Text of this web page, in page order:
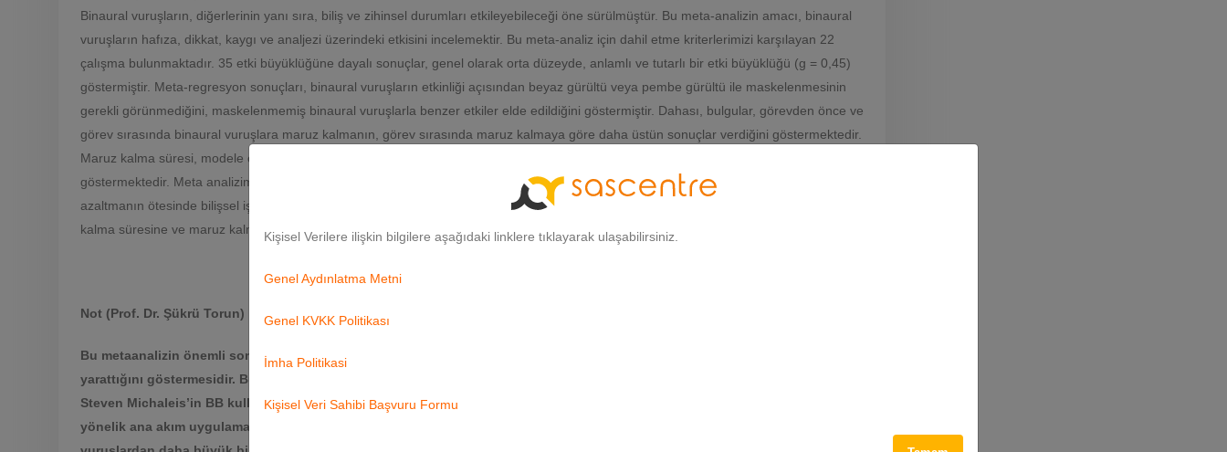
Binaural vuruşların, diğerlerinin yanı sıra, biliş ve zihinsel durumları etkileyebileceği öne sürülmüştür. Bu meta-analizin amacı, binaural
vuruşların hafıza, dikkat, kaygı ve analjezi üzerindeki etkisini incelemektir. Bu meta-analiz için dahil etme kriterlerimizi karşılayan 22
çalışma bulunmaktadır. 35 etki büyüklüğüne dayalı sonuçlar, genel olarak orta düzeyde, anlamlı ve tutarlı bir etki büyüklüğü (g = 0,45)
göstermiştir. Meta-regresyon sonuçları, binaural vuruşların etkinliği açısından beyaz gürültü veya pembe gürültü ile maskelenmesinin
gerekli görünmediğini, maskelenmemiş binaural vuruşlarla benzer etkiler elde edildiğini göstermiştir. Dahası, bulgular, görevden önce ve
görev sırasında binaural vuruşlara maruz kalmanın, görev sırasında maruz kalmaya göre daha üstün sonuçlar verdiğini göstermektedir.
Maruz kalma süresi, modele önemli ölçüde katkıda bulunarak, maksimum etkinliği sağlamak için daha uzun sürelerin tavsiye edildiğini
göstermektedir. Meta analizimiz, binaural vuruşlara maruz kalmanın, önceden eğitim gerektirmeden kaygı düzeylerini ve ağrı algısını
azaltmanın ötesinde bilişsel işlevleri etkilemede etkili bir yöntem olduğuna ve etkinin yönü ve büyüklüğünün kullanılan frekansa, maruz
kalma süresine ve maruz kalma anına bağlı olduğuna dair giderek artan kanıtları desteklemektedir.
Not (Prof. Dr. Şükrü Torun)
Bu metaanalizin önemli sonuçlarından biri, kompleks frekanslı binaural vuruşların (yani çok katmanlı BB) en büyük etkiyi
yarattığını göstermesidir. Bu bilgi, ses mühendisliği tekniklerini yenilikçi bir anlayışla kullanarak SAS Metodunu yaratan Sn.
Steven Michaleis’in BB kullanımına ilişkin özgün yaklaşımını güçlü bir şekilde desteklemektedir. Çeşitli nörobilişsel sorunlara
yönelik ana akım uygulamalarla kombine edildiğinde, çok katmanlı binaural vuruşlar içeren SAS programlarının basit binaural
Kişisel Verilere ilişkin bilgilere aşağıdaki linklere tıklayarak ulaşabilirsiniz.
Genel Aydınlatma Metni
Genel KVKK Politikası
İmha Politikasi
Kişisel Veri Sahibi Başvuru Formu